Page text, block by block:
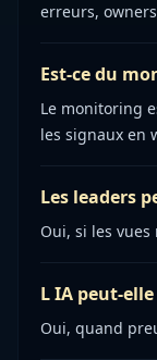
erreurs,
Est-ce du
Le monitoring
les signaux en
Les leaders
Oui, si les
L IA peut-
Oui, quand